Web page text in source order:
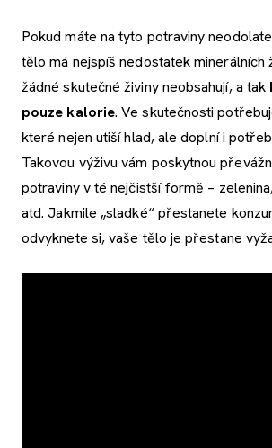
Pokud máte na tyto potraviny
tělo má nejspíš nedostatek minerálních
žádné skutečné živiny neobsahují, a tak
pouze kalorie. Ve skutečnosti
které nejen utiší hlad, ale doplní i
Takovou výživu vám poskytnou
potraviny v té nejčistší formě –
atd. Jakmile „sladké“ přestanete
odvyknete si, vaše tělo je přestane